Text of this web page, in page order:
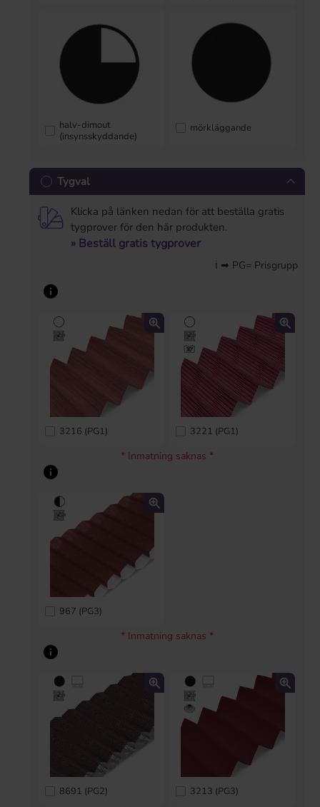
halv-dimout
(insynsskyddande)
mörkläggande
Tygval
Klicka på länken nedan för att beställa gratis
tygprover för den här produkten.
» Beställ gratis tygprover
ℹ ➡ PG= Prisgrupp
3216 (PG1) 3221 (PG1)
* Inmatning saknas *
967 (PG3)
* Inmatning saknas *
8691 (PG2) 3213 (PG3)